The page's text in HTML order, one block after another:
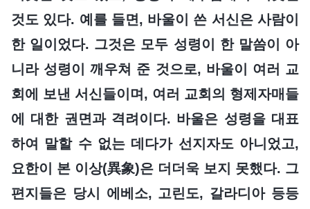
것도 있다. 예를 들면, 바울이 쓴 서신은 사람이
한 일이었다. 그것은 모두 성령이 한 말씀이 아
니라 성령이 깨우쳐 준 것으로, 바울이 여러 교
회에 보낸 서신들이며, 여러 교회의 형제자매들
에 대한 권면과 격려이다. 바울은 성령을 대표
하여 말할 수 없는 데다가 선지자도 아니었고,
요한이 본 이상(異象)은 더더욱 보지 못했다. 그
편지들은 당시 에베소, 고린도, 갈라디아 등등